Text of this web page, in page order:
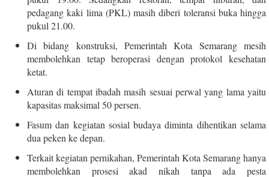
pedagang kaki lima (PKL) masih diberi toleransi buka hingga
pukul 21.00.
Di bidang konstruksi, Pemerintah Kota Semarang mesih
membolehkan tetap beroperasi dengan protokol kesehatan
ketat.
Aturan di tempat ibadah masih sesuai perwal yang lama yaitu
kapasitas maksimal 50 persen.
Fasum dan kegiatan sosial budaya diminta dihentikan selama
dua peken ke depan.
Terkait kegiatan pernikahan, Pemerintah Kota Semarang hanya
membolehkan prosesi akad nikah tanpa ada pesta